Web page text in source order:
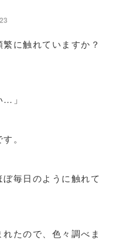
に触れていますか？
…」
。
毎日のように触れて
たので、色々調べま